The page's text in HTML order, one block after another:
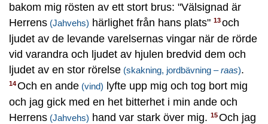
bakom mig rösten av ett stort brus: "Välsignad är
Herrens (Jahvehs) härlighet från hans plats" 13och
ljudet av de levande varelsernas vingar när de rörde
vid varandra och ljudet av hjulen bredvid dem och
ljudet av en stor rörelse (skakning, jordbävning –raas).
14Och en ande (vind) lyfte upp mig och tog bort mig
och jag gick med en het bitterhet i min ande och
Herrens (Jahvehs) hand var stark över mig. 15Och jag